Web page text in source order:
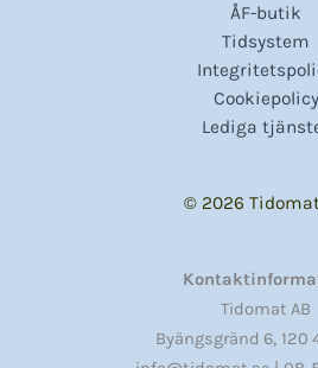
ÅF-butik
Tidsystem
Cookiepolicy
Lediga
© 2026
Tidomat AB
Byängsgränd 6, 120